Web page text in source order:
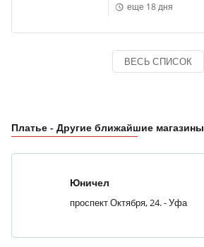
еще 18 дня
ВЕСЬ СПИСОК
Платье - Другие ближайшие магазины
Юничел
проспект Октября, 24. - Уфа